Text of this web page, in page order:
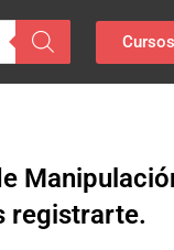
Cursos
registrarte.